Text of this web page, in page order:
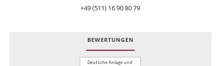
+49 (511) 16 90 80 79
BEWERTUNGEN